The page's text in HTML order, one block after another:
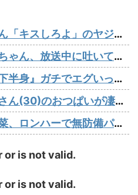
」のヤジでPTSD発症時の状態に逆戻り
、放送中に吐いてしまう！！！
』ガチでエグいって・・・
(30)のおつぱいが凄いwww
ロンハーで無防備パンチラ
or is not valid.
or is not valid.